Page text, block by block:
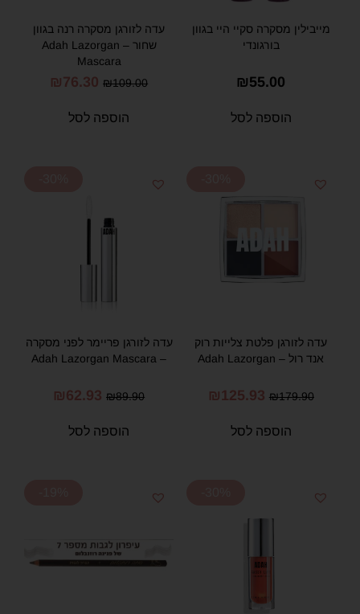
מייבילין מסקרה סקיי היי בגוון
בורגונדי
₪55.00
הוספה לסל
עדה לזורגן מסקרה רנה בגוון
שחור – Adah Lazorgan
Mascara
₪109.00
₪76.30
הוספה לסל
עדה לזורגן פלטת צלייות רוק
אנד רול – Adah Lazorgan
₪179.90
₪ 125.93
הוספה לסל
עדה לזורגן פריימר לפני מסקרה
– Adah Lazorgan Mascara
₪89.90
₪62.93
הוספה לסל